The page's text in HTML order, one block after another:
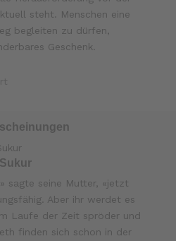
steht. Menschen eine
begleiten zu dürfen,
Geschenk.
sagte seine Mutter, «jetzt
Aber ihr werdet es
Laufe der Zeit spröder und
finden sich schon in der